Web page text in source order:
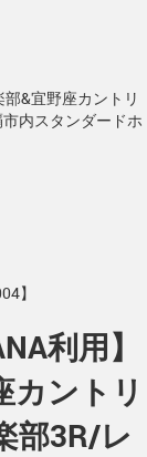
&宜野座カントリ
内スタンダードホ
】
利用】
カントリ
部3R/レ